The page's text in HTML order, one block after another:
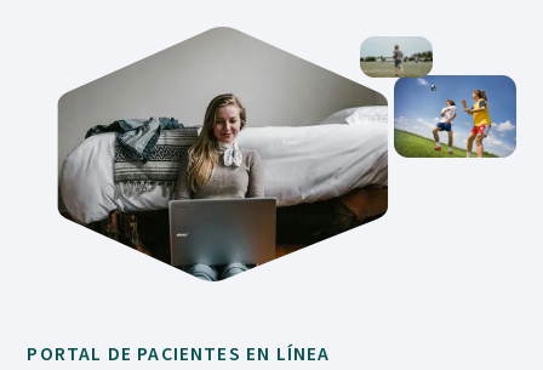
PORTAL DE PACIENTES EN LÍNEA